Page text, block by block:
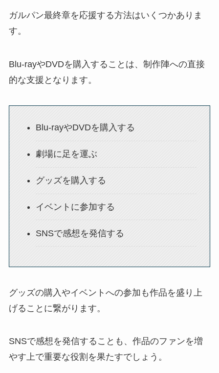
ガルパン最終章を応援する方法はいくつかありま
す。
Blu-rayやDVDを購入することは、制作陣への直接
的な支援となります。
Blu-rayやDVDを購入する
劇場に足を運ぶ
グッズを購入する
イベントに参加する
SNSで感想を発信する
グッズの購入やイベントへの参加も作品を盛り上
げることに繋がります。
SNSで感想を発信することも、作品のファンを増
やす上で重要な役割を果たすでしょう。